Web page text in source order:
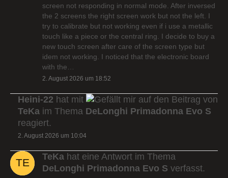
screen not responding in normal mode. After inversed
the 2 screens the right screen work but not the left. I
try to calibrate but not working even if i use a metallic
touch like a piece or the central ring. I decide to buy a
new touch screen after care of the screen type but
idem not working. I noticed that the electronic board
with the…
2. August 2026 um 18:52
Heini-22 hat mit
auf den Beitrag von
TeKa im Thema DeLonghi Primadonna Evo S
reagiert.
2. August 2026 um 10:04
TeKa hat eine Antwort im Thema
DeLonghi Primadonna Evo S verfasst.